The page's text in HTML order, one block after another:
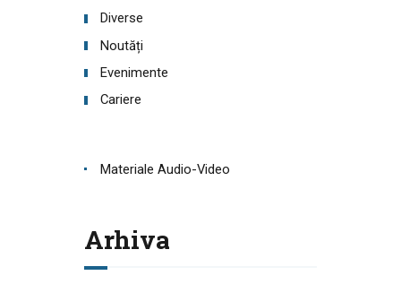
Diverse
Noutăți
Evenimente
Cariere
Materiale Audio-Video
Arhiva